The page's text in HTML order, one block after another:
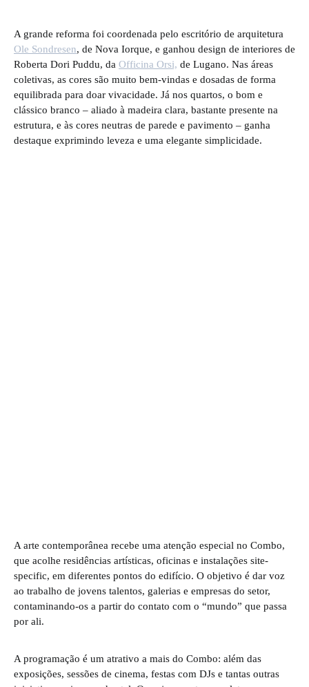
A grande reforma foi coordenada pelo escritório de arquitetura
Ole Sondresen, de Nova Iorque, e ganhou design de interiores de
Roberta Dori Puddu, da Officina Orsi, de Lugano. Nas áreas
coletivas, as cores são muito bem-vindas e dosadas de forma
equilibrada para doar vivacidade. Já nos quartos, o bom e
clássico branco – aliado à madeira clara, bastante presente na
estrutura, e às cores neutras de parede e pavimento – ganha
destaque exprimindo leveza e uma elegante simplicidade.
A arte contemporânea recebe uma atenção especial no Combo,
que acolhe residências artísticas, oficinas e instalações site-
specific, em diferentes pontos do edifício. O objetivo é dar voz
ao trabalho de jovens talentos, galerias e empresas do setor,
contaminando-os a partir do contato com o “mundo” que passa
por ali.
A programação é um atrativo a mais do Combo: além das
exposições, sessões de cinema, festas com DJs e tantas outras